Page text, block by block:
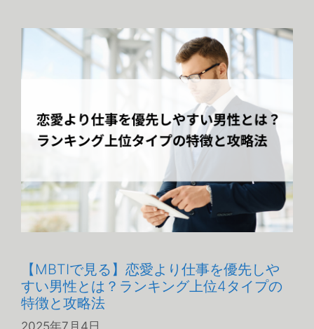
リ
【MBTIで見る】恋愛より仕事を優先しや
すい男性とは？ランキング上位4タイプの
特徴と攻略法
2025年7月4日